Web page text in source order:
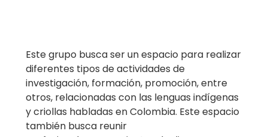
Este grupo busca ser un espacio para realizar
diferentes tipos de actividades de
investigación, formación, promoción, entre
otros, relacionadas con las lenguas indígenas
y criollas habladas en Colombia. Este espacio
también busca reunir